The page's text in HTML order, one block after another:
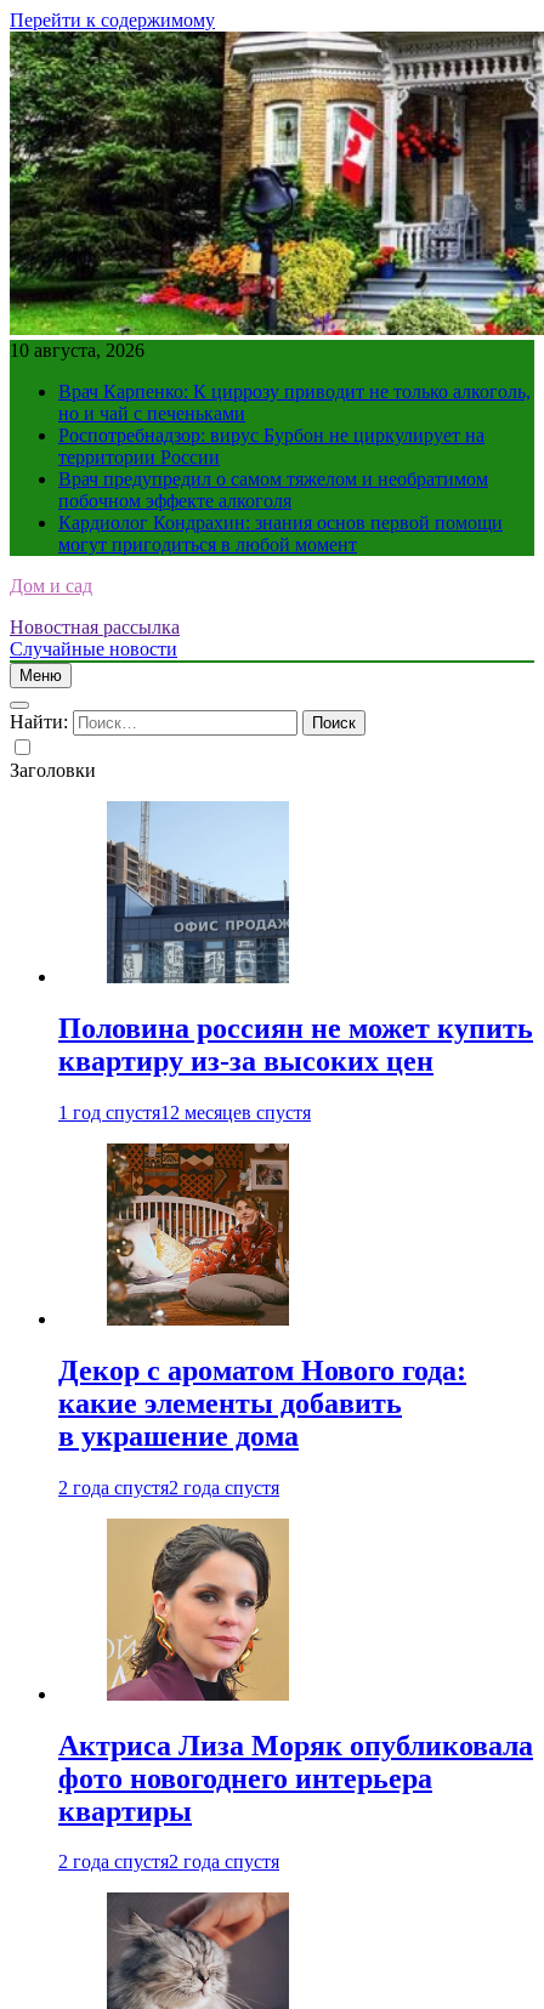
Перейти к содержимому
10 августа, 2026
Врач Карпенко: К циррозу приводит не только алкоголь,
но и чай с печеньками
Роспотребнадзор: вирус Бурбон не циркулирует на
территории России
Врач предупредил о самом тяжелом и необратимом
побочном эффекте алкоголя
Кардиолог Кондрахин: знания основ первой помощи
могут пригодиться в любой момент
Дом и сад
Новостная рассылка
Случайные новости
Меню
Найти:
Заголовки
Половина россиян не может купить
квартиру из-за высоких цен
1 год спустя12 месяцев спустя
Декор с ароматом Нового года:
какие элементы добавить
в украшение дома
2 года спустя2 года спустя
Актриса Лиза Моряк опубликовала
фото новогоднего интерьера
квартиры
2 года спустя2 года спустя